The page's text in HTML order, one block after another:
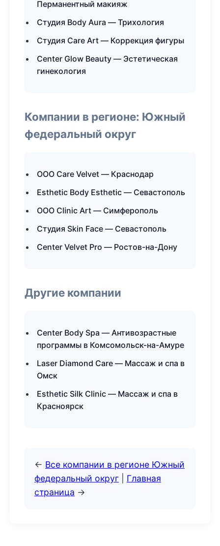
Перманентный макияж
Студия Body Aura — Трихология
Студия Care Art — Коррекция фигуры
Center Glow Beauty — Эстетическая
гинекология
Компании в регионе: Южный
федеральный округ
ООО Care Velvet — Краснодар
Esthetic Body Esthetic — Севастополь
ООО Clinic Art — Симферополь
Студия Skin Face — Севастополь
Center Velvet Pro — Ростов-на-Дону
Другие компании
Center Body Spa — Антивозрастные
программы в Комсомольск-на-Амуре
Laser Diamond Care — Массаж и спа в
Омск
Esthetic Silk Clinic — Массаж и спа в
Красноярск
← Все компании в регионе Южный
федеральный округ
Главная
страница →